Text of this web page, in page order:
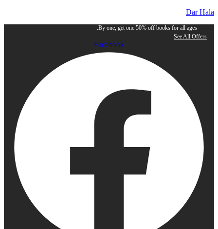
Dar Hala
By one, get one 50% off books for all ages.
See All Offers
Facebook